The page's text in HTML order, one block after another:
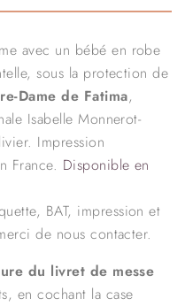
avec un bébé en robe
sous la protection de
Dame de Fatima,
Isabelle Monnerot-
Impression
France. Disponible en
BAT, impression et
de nous contacter.
du livret de messe
en cochant la case